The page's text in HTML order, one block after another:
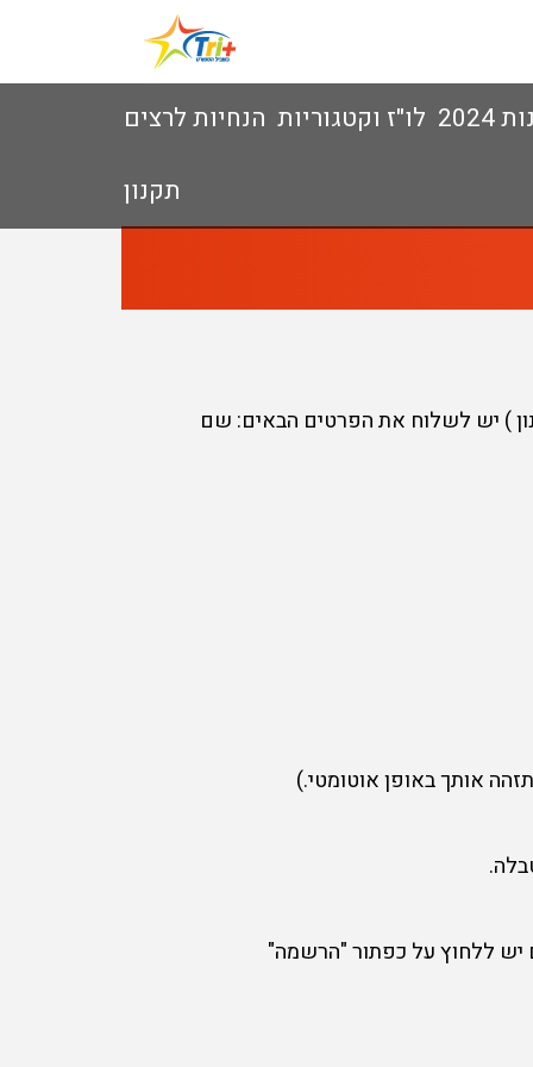
2024 לו"ז וקטגוריות הנחיות לרצים
תקנון
) יש לשלוח את הפרטים הבאים: שם
אותך באופן אוטומטי.)
יש ללחוץ על כפתור "הרשמה"